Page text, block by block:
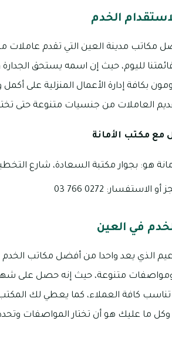
الخدم
مكاتب مدينة العين التي تقدم عاملات
قائمتنا لليوم، حيث إن اسمه يستحق
بكافة إدارة الأعمال المنزلية على
العاملات من جنسيات متنوعة حتى
مع مكتب الأمانة
هو: بجوار مكتبة السعادة، شارع
0272 766 03
في العين
الذي يعد واحدا من أفضل مكاتب
متنوعة، حيث إنه حصل على
كافة العملاء، كما يعطي لك
وكل ما عليك هو أن تختار المواصفات